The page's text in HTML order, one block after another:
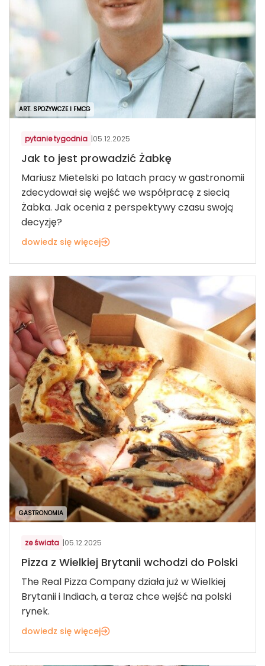
ART. SPOŻYWCZE I FMCG
pytanie tygodnia |05.12.2025
Jak to jest prowadzić Żabkę
Mariusz Mietelski po latach pracy w gastronomii
zdecydował się wejść we współpracę z siecią
Żabka. Jak ocenia z perspektywy czasu swoją
decyzję?
dowiedz się więcej
GASTRONOMIA
ze świata |05.12.2025
Pizza z Wielkiej Brytanii wchodzi do Polski
The Real Pizza Company działa już w Wielkiej
Brytanii i Indiach, a teraz chce wejść na polski
rynek.
dowiedz się więcej